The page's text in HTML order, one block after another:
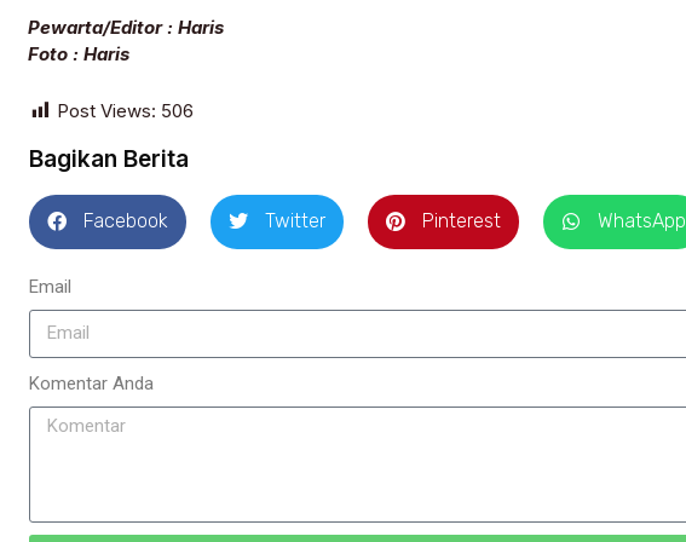
Pewarta/Editor : Haris
Foto : Haris
Post Views: 506
Bagikan Berita
Facebook Twitter Pinterest WhatsApp
Email
Komentar Anda